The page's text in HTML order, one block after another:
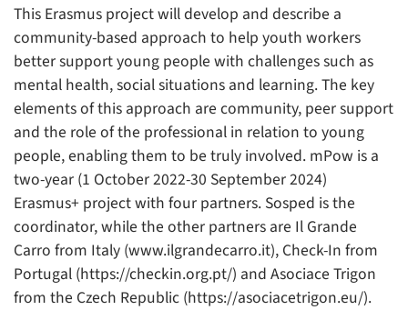
This Erasmus project will develop and describe a
community-based approach to help youth workers
better support young people with challenges such as
mental health, social situations and learning. The key
elements of this approach are community, peer support
and the role of the professional in relation to young
people, enabling them to be truly involved. mPow is a
two-year (1 October 2022-30 September 2024)
Erasmus+ project with four partners. Sosped is the
coordinator, while the other partners are Il Grande
Carro from Italy (www.ilgrandecarro.it), Check-In from
Portugal (https://checkin.org.pt/) and Asociace Trigon
from the Czech Republic (https://asociacetrigon.eu/).